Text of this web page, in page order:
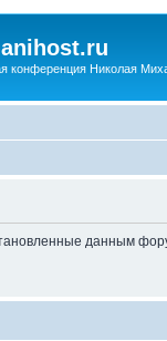
конференция Николая
данным